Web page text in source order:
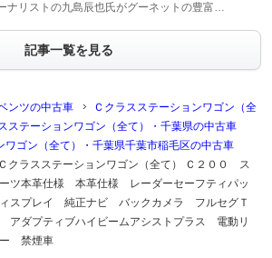
ナリストの九島辰也氏がグーネットの豊富…
記事一覧を見る
ンツの中古車
Ｃクラスステーションワゴン（全
ステーションワゴン（全て）・千葉県の中古車
ワゴン（全て）・千葉県千葉市稲毛区の中古車
クラスステーションワゴン（全て） Ｃ２００ ス
ツ本革仕様 本革仕様 レーダーセーフティパッ
スプレイ 純正ナビ バックカメラ フルセグＴ
ダプティブハイビームアシストプラス 電動リ
禁煙車